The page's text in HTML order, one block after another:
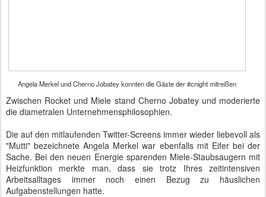
Angela Merkel und Cherno Jobatey konnten die Gäste der #cnight mitreißen
Zwischen Rocket und Miele stand Cherno Jobatey und moderierte
die diametralen Unternehmensphilosophien.
Die auf den mitlaufenden Twitter-Screens immer wieder liebevoll als
"Mutti" bezeichnete Angela Merkel war ebenfalls mit Eifer bei der
Sache. Bei den neuen Energie sparenden Miele-Staubsaugern mit
Heizfunktion merkte man, dass sie trotz Ihres zeitintensiven
Arbeitsalltages immer noch einen Bezug zu häuslichen
Aufgabenstellungen hatte.